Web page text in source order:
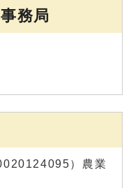
務局
）農業